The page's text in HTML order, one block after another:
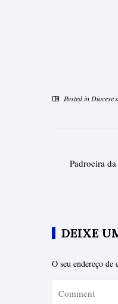
Posted inDiocese
Padroeira
DEIXE
O seu endereço de